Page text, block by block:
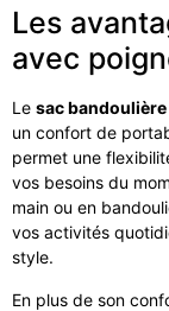
Les
avec
Le sac
un confort de
permet une
vos besoins du
main ou en
vos activités
style.
En plus de son